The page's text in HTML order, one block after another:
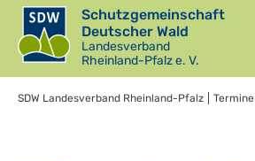
Schutzgemeinschaft
Deutscher Wald
Landesverband
Rheinland-Pfalz e. V.
SDW Landesverband Rheinland-Pfalz Termine